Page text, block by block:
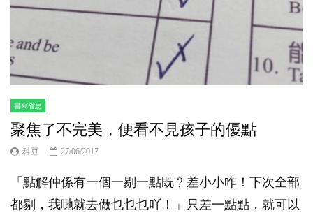
書寫省思
聚焦了不完美，便看不見孩子的優點
科豆 27/06/2017
「點解仲係有一個一剔一點既﹖差小小咋！下次全部
都剔，我哋就去做乜乜乜吖！」只差一點點，就可以